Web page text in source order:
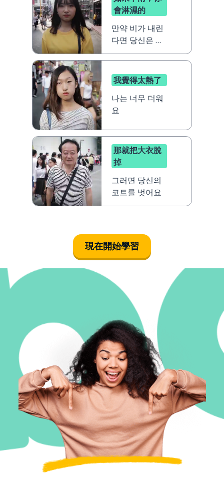
會淋濕的
만약 비가 내린
다면 당신은 비
를 맞을 거예요
我覺得太熱了
나는 너무 더워
요
那就把大衣脫
掉
그러면 당신의
코트를 벗어요
現在開始學習